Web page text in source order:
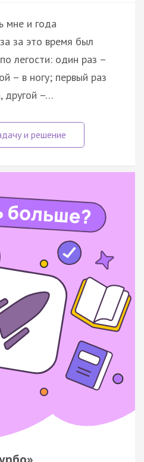
мне и года
за это время был
легости: один раз –
– в ногу; первый раз
другой –…